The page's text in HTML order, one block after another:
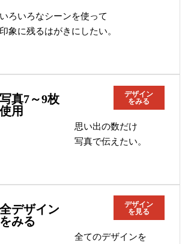
いろいろなシーンを使って
印象に残るはがきにしたい。
写真7～9枚
使用
デザイン
をみる
思い出の数だけ
写真で伝えたい。
全デザイン
をみる
デザイン
を見る
全てのデザインを